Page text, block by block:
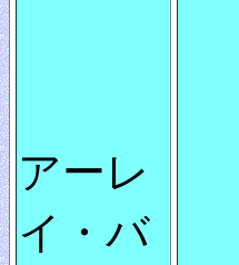
アーレ
イ・バ